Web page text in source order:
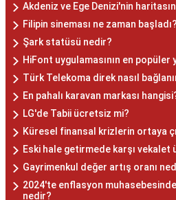
Akdeniz ve Ege Denizi'nin
Filipin sineması ne zaman başladı?
Şark statüsü nedir?
HiFont uygulamasının en
Türk Telekoma direk nasıl
En pahalı karavan markası
LG'de Tabii ücretsiz mi?
Küresel finansal krizlerin ortaya
Eski hale getirmede karşı
Gayrimenkul değer artış oranı
2024'te enflasyon
nedir?